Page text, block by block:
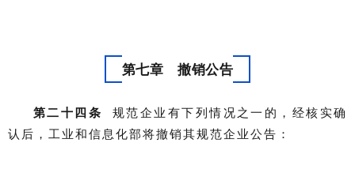
第七章 撤销公告
第二十四条
规范企业有下列情况之一的，经核实确
认后，工业和信息化部将撤销其规范企业公告：